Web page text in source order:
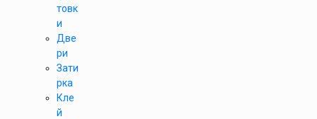
товк
и
Две
ри
Зати
рка
Кле
й